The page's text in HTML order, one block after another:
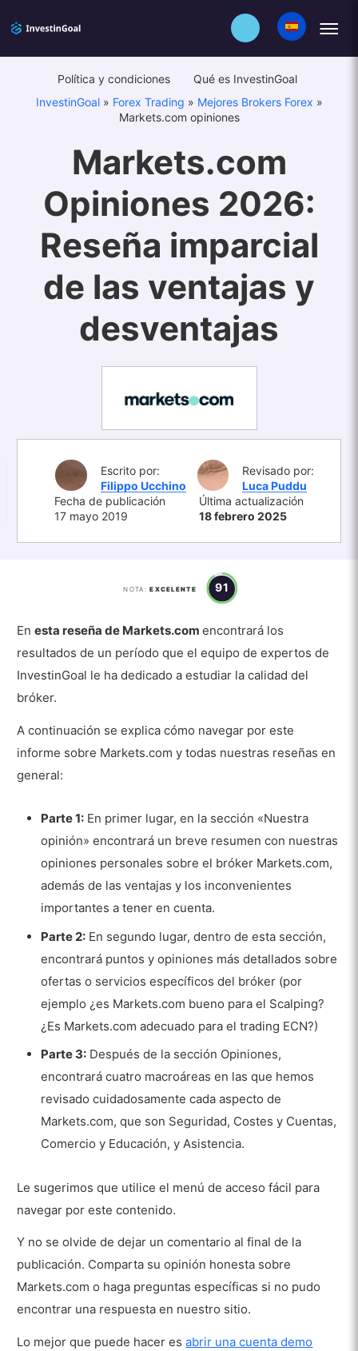
Política y condiciones
Qué es InvestinGoal
InvestinGoal» Forex Trading » Mejores Brokers Forex »
Markets.com opiniones
Markets.com
Opiniones 2026:
Reseña imparcial
de las ventajas y
desventajas
Escrito por:
Filippo Ucchino
Revisado por:
Luca Puddu
Fecha de publicación
17 mayo 2019
Última actualización
18 febrero 2025
NOTA: EXCELENTE 91
Enesta reseña de Markets.comencontrará los
resultados de un período que el equipo de expertos de
InvestinGoal le ha dedicado a estudiar la calidad del
bróker.
A continuación se explica cómo navegar por este
informe sobre Markets.com y todas nuestras reseñas en
general:
Parte 1: En primer lugar, en la sección «Nuestra
opinión» encontrará un breve resumen con nuestras
opiniones personales sobre el bróker Markets.com,
además de las ventajas y los inconvenientes
importantes a tener en cuenta.
Parte 2: En segundo lugar, dentro de esta sección,
encontrará puntos y opiniones más detallados sobre
ofertas o servicios específicos del bróker (por
ejemplo ¿es Markets.com bueno para el Scalping?
¿Es Markets.com adecuado para el trading ECN?)
Parte 3: Después de la sección Opiniones,
encontrará cuatro macroáreas en las que hemos
revisado cuidadosamente cada aspecto de
Markets.com, que son Seguridad, Costes y Cuentas,
Comercio y Educación, y Asistencia.
Le sugerimos que utilice el menú de acceso fácil para
navegar por este contenido.
Y no se olvide de dejar un comentario al final de la
publicación. Comparta su opinión honesta sobre
Markets.com o haga preguntas específicas si no pudo
encontrar una respuesta en nuestro sitio.
Lo mejor que puede hacer esabrir una cuenta demo